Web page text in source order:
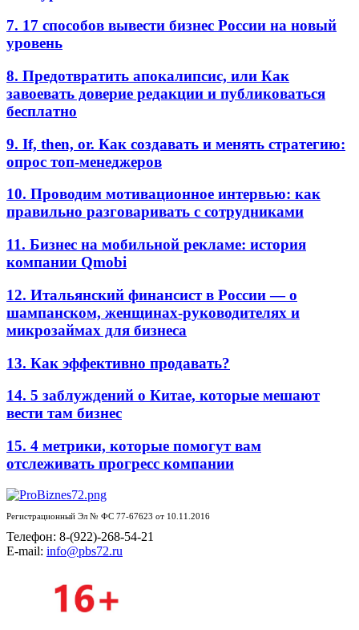
7. 17 способов вывести бизнес России на новый
уровень
8. Предотвратить апокалипсис, или Как
завоевать доверие редакции и публиковаться
бесплатно
9. If, then, or. Как создавать и менять стратегию:
опрос топ-менеджеров
10. Проводим мотивационное интервью: как
правильно разговаривать с сотрудниками
11. Бизнес на мобильной рекламе: история
компании Qmobi
12. Итальянский финансист в России — о
шампанском, женщинах-руководителях и
микрозаймах для бизнеса
13. Как эффективно продавать?
14. 5 заблуждений о Китае, которые мешают
вести там бизнес
15. 4 метрики, которые помогут вам
отслеживать прогресс компании
Регистрационный Эл № ФС 77-67623 от 10.11.2016
Телефон: 8-(922)-268-54-21
E-mail: info@pbs72.ru